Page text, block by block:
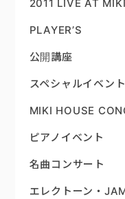
2011 LIVE AT MIKI
PLAYER’S
公開講座
スペシャルイベント
MIKI HOUSE
ピアノイベント
名曲コンサート
エレクトーン・